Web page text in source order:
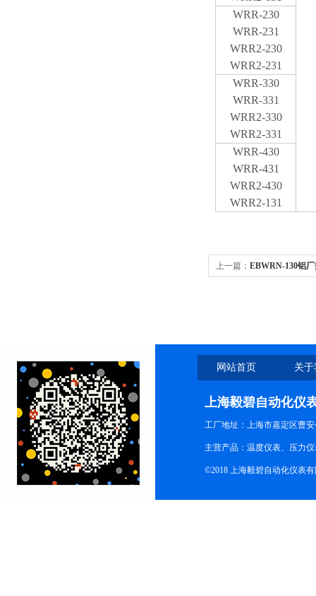
WRR-230
WRR-231
WRR2-230
WRR2-231
WRR-330
WRR-331
WRR2-330
WRR2-331
WRR-430
WRR-431
WRR2-430
WRR2-131
上一篇： EBWRN-130铝
网站首页 关
上海毅碧自动化仪
工厂地址：上海市嘉定区曹安
主营产品：温度仪表、压力
©2018 上海毅碧自动化仪表